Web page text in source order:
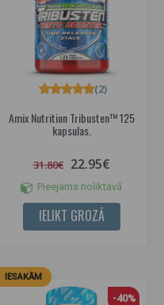
Amix Nutrition Tribusten™ 125
kapsulas.
(2)
31.80€ 22.95€
Pieejams noliktavā
IELIKT GROZĀ
IESAKĀM
-40%